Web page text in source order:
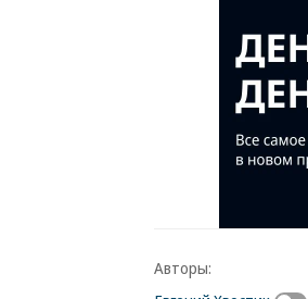
Авторы: